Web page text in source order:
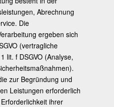
Abrechnung
Die
ergeben sich
(vertragliche
lit. f DSGVO (Analyse,
zur Begründung und
Leistungen erforderlich
ihrer